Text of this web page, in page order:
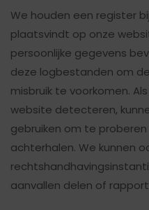
We houden een register
plaatsvindt op onze
persoonlijke gegevens
deze logbestanden om
misbruik te voorkomen.
website detecteren,
gebruiken om te
achterhalen. We kunnen
aanvallen delen of